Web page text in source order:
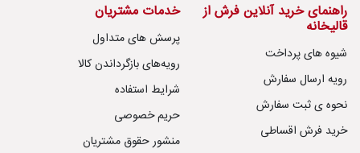
راهنمای خرید آنلاین فرش از
قالیخانه
شیوه های پرداخت
رویه ارسال سفارش
نحوه ی ثبت سفارش
خرید فرش اقساطی
خدمات مشتریان
پرسش های متداول
رویه‌های بازگرداندن کالا
شرایط استفاده
حریم خصوصی
منشور حقوق مشتریان